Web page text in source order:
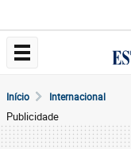
Início Internacional
Publicidade